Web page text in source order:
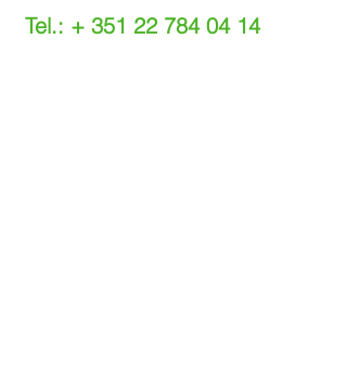
Tel.: + 351 22 784 04 14